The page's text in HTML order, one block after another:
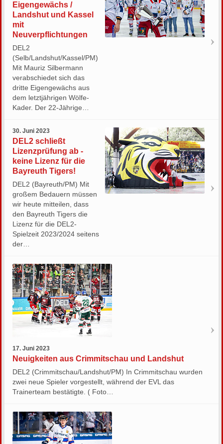
Eigengewächs /
Landshut und Kassel
mit
Neuverpflichtungen
DEL2
(Selb/Landshut/Kassel/PM)
Mit Mauriz Silbermann
verabschiedet sich das
dritte Eigengewächs aus
dem letztjährigen Wölfe-
Kader. Der 22-Jährige…
30. Juni 2023
DEL2 schließt
Lizenzprüfung ab -
keine Lizenz für die
Bayreuth Tigers!
DEL2 (Bayreuth/PM) Mit
großem Bedauern müssen
wir heute mitteilen, dass
den Bayreuth Tigers die
Lizenz für die DEL2-
Spielzeit 2023/2024 seitens
der…
17. Juni 2023
Neuigkeiten aus Crimmitschau und Landshut
DEL2 (Crimmitschau/Landshut/PM) In Crimmitschau wurden
zwei neue Spieler vorgestellt, während der EVL das
Trainerteam bestätigte. ( Foto…